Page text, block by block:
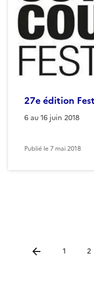
27e édition
6 au 16 juin 2018
Publié le7 mai 2018
Aller à la page
1 2